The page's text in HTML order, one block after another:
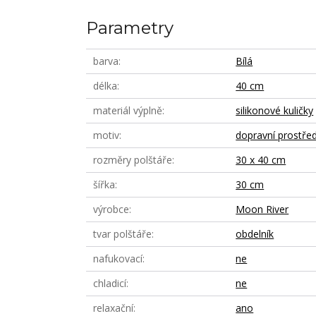
Parametry
barva
Bílá
délka
40 cm
materiál výplně
silikonové kuličky
motiv
dopravní
rozměry polštáře
30 x 40 cm
šířka
30 cm
výrobce
Moon River
tvar polštáře
obdelník
nafukovací
ne
chladicí
ne
relaxační
ano